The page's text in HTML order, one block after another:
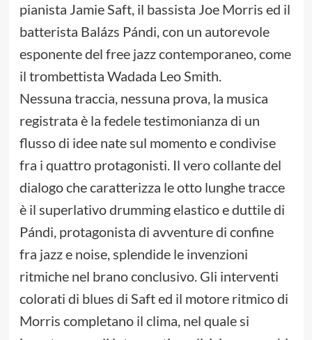
pianista Jamie Saft, il bassista Joe Morris ed il
batterista Balázs Pándi, con un autorevole
esponente del free jazz contemporaneo, come
il trombettista Wadada Leo Smith.
Nessuna traccia, nessuna prova, la musica
registrata è la fedele testimonianza di un
flusso di idee nate sul momento e condivise
fra i quattro protagonisti. Il vero collante del
dialogo che caratterizza le otto lunghe tracce
è il superlativo drumming elastico e duttile di
Pándi, protagonista di avventure di confine
fra jazz e noise, splendide le invenzioni
ritmiche nel brano conclusivo. Gli interventi
colorati di blues di Saft ed il motore ritmico di
Morris completano il clima, nel quale si